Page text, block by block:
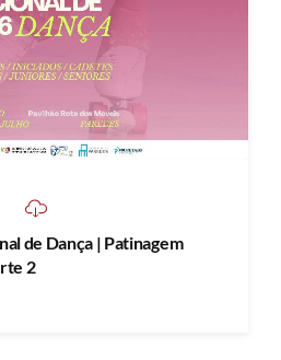
de Dança | Patinagem
2